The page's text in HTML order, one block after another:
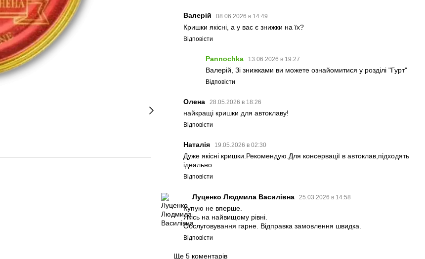
Валерій 08.06.2026 в 14:49
Кришки якісні, а у вас є знижки на їх?
Відповісти
Pannochka 13.06.2026 в 19:27
Валерій, Зі знижками ви можете ознайомитися у розділі "Гурт"
Відповісти
Олена 28.05.2026 в 18:26
найкращі кришки для автоклаву!
Відповісти
Наталія 19.05.2026 в 02:30
Дуже якісні кришки.Рекомендую.Для консервації в автоклав,підходять
ідеально.
Відповісти
Луценко Людмила Василівна 25.03.2026 в 14:58
Купую не вперше.
Якісь на найвищому рівні.
Обслуговування гарне. Відправка замовлення швидка.
Відповісти
Ще 5 коментарів